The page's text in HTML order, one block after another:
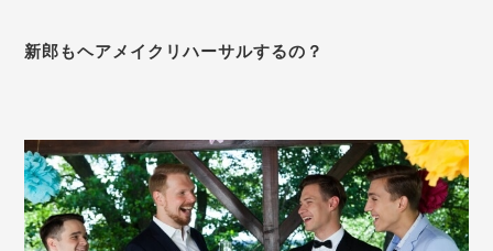
新郎もヘアメイクリハーサルするの？